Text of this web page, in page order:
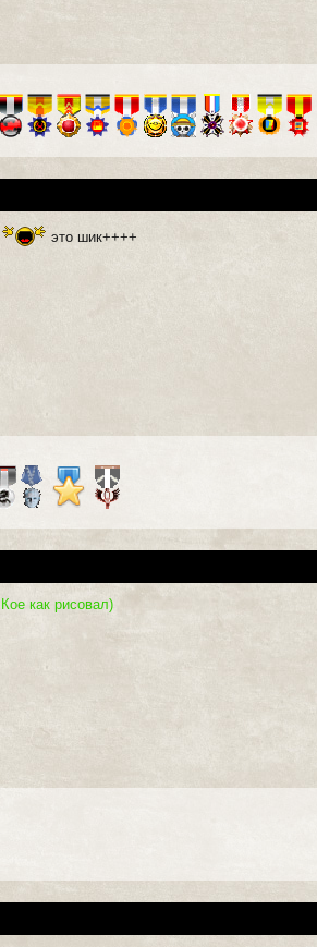
это шик++++
Кое как рисовал)